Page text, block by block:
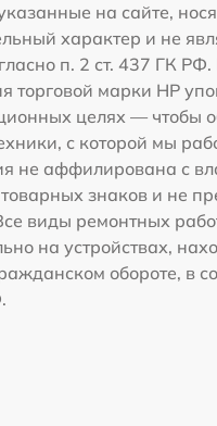
на сайте,
характер и не
п. 2 ст. 437 ГК
торговой марки HP
целях — чтобы
с которой мы
не аффилирована с
знаков и не
виды ремонтных
на устройствах,
обороте, в